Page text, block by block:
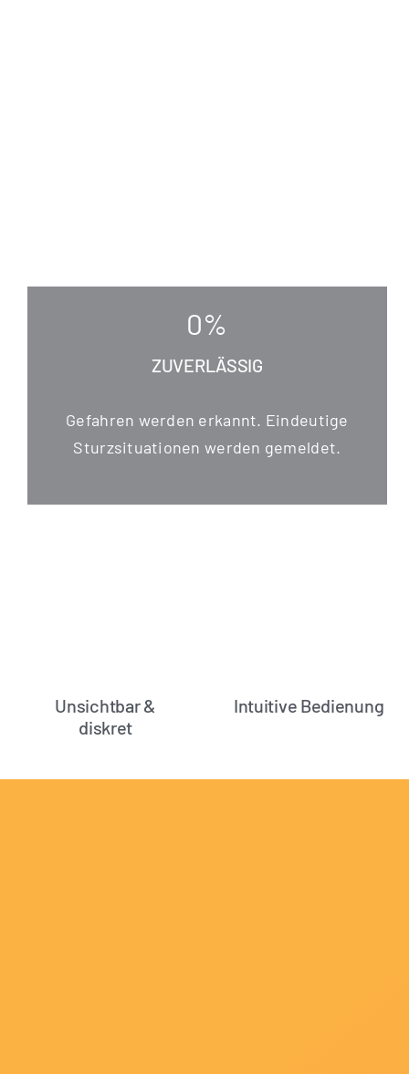
0%
ZUVERLÄSSIG
Gefah­ren wer­den erkannt. Ein­deu­ti­ge
Sturz­si­tua­tio­nen wer­den gemeldet.
Unsichtbar &
diskret
Intuitive Bedienung